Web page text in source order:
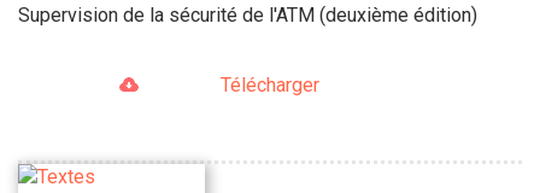
Supervision de la sécurité de l'ATM (deuxième édition)
Télécharger